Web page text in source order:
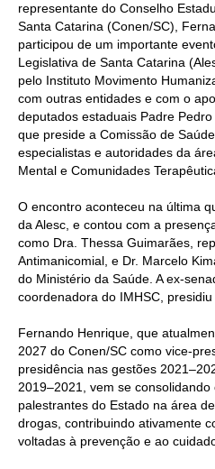
representante do Conselho
Santa Catarina (Conen/SC),
participou de um importante
Legislativa de Santa Catarina
pelo Instituto Movimento
com outras entidades e com o
deputados estaduais Padre
que preside a Comissão de
especialistas e autoridades da
Mental e Comunidades
O encontro aconteceu na última
da Alesc, e contou com a
como Dra. Thessa Guimarães,
Antimanicomial, e Dr. Marcelo
do Ministério da Saúde. A ex-
coordenadora do IMHSC,
Fernando Henrique, que
2027 do Conen/SC como vice-
presidência nas gestões
2019–2021, vem se
palestrantes do Estado na área
drogas, contribuindo ativamente
voltadas à prevenção e ao